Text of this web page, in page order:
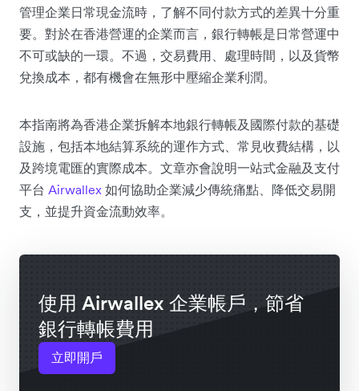
管理企業日常現金流時，了解不同付款方式的差異十分重
要。對於在香港營運的企業而言，銀行轉帳是日常營運中
不可或缺的一環。不過，交易費用、處理時間，以及貨幣
兌換成本，都有機會在無形中壓縮企業利潤。
本指南將為香港企業拆解本地銀行轉帳及國際付款的基礎
設施，包括本地結算系統的運作方式、常見收費結構，以
及跨境電匯的實際成本。文章亦會說明一站式金融及支付
平台 Airwallex 如何協助企業減少傳統痛點、降低交易開
支，並提升資金流動效率。
使用 Airwallex 企業帳戶，節省
銀行轉帳費用
立即開戶